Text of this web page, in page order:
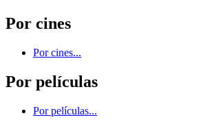
Por cines
Por cines...
Por películas
Por películas...